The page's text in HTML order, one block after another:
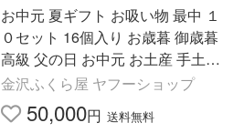
お中元 夏ギフト お吸い物 最中 １
０セット 16個入り お歳暮 御歳暮
高級 父の日 お中元 お土産 手土産
内祝 法事 お年賀 初盆 香典返し 惣
菜 2026 爆買
金沢ふくら屋 ヤフーショップ
50,000円 送料無料